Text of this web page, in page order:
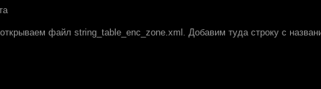
файл string_table_enc_zone.xml. Добавим туда строку с